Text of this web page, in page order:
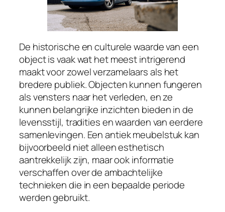
De historische en culturele waarde van een
object is vaak wat het meest intrigerend
maakt voor zowel verzamelaars als het
bredere publiek. Objecten kunnen fungeren
als vensters naar het verleden, en ze
kunnen belangrijke inzichten bieden in de
levensstijl, tradities en waarden van eerdere
samenlevingen. Een antiek meubelstuk kan
bijvoorbeeld niet alleen esthetisch
aantrekkelijk zijn, maar ook informatie
verschaffen over de ambachtelijke
technieken die in een bepaalde periode
werden gebruikt.